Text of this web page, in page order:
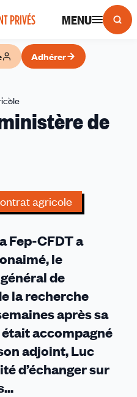
PRIVÉS MENU
Adhérer
au
de
agricole
Fep-CFDT a
le
de
la recherche
après sa
accompagné
adjoint, Luc
d’échanger sur